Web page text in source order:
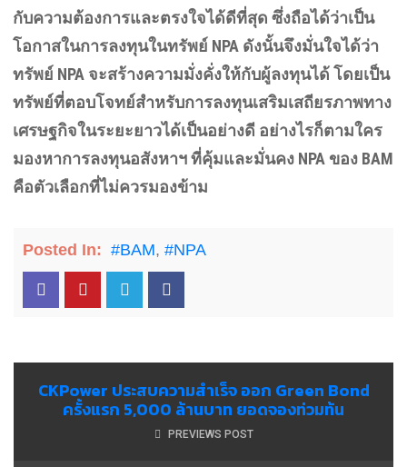
กับความต้องการและตรงใจได้ดีที่สุด ซึ่งถือได้ว่าเป็น
โอกาสในการลงทุนในทรัพย์ NPA ดังนั้นจึงมั่นใจได้ว่า
ทรัพย์ NPA จะสร้างความมั่งคั่งให้กับผู้ลงทุนได้ โดยเป็น
ทรัพย์ที่ตอบโจทย์สำหรับการลงทุนเสริมเสถียรภาพทาง
เศรษฐกิจในระยะยาวได้เป็นอย่างดี อย่างไรก็ตามใคร
มองหาการลงทุนอสังหาฯ ที่คุ้มและมั่นคง NPA ของ BAM
คือตัวเลือกที่ไม่ควรมองข้าม
Posted In: #BAM, #NPA
CKPower ประสบความสำเร็จ ออก Green Bond
ครั้งแรก 5,000 ล้านบาท ยอดจองท่วมท้น
PREVIEWS POST